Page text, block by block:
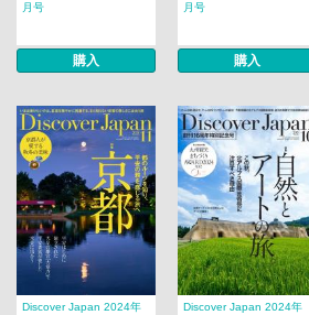
月号
購入
月号
購入
Discover Japan 2024年
Discover Japan 2024年